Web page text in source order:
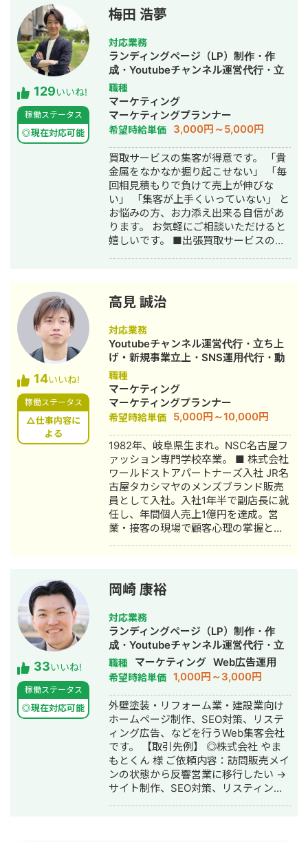
ロジェクトに全力で取り組みます。
また、常にレスを早めに対応を心がけ
ておりまして24時間365日対応が可能
です。 実際、弊社は地域名＋施術で上
位表示が得意得意で、かなりの施術名
をハックしています。 また、医療広告
ガイドライン、薬機法にも対応した知
見もあり安全性にも対応しておりま
す。 ■実績■ ・某美容系ビックワード
で圏外→10位以内（半年） ・美容施術
系ビッグワード 2位 ・新規患者数PV
が3ヶ月で２倍 ・半年で新規患者数が
1.5倍！
129いいね!
稼働ステータス
◎現在対応可能
梅田 浩夢
対応業務
ランディングページ（LP）制作・作
成・Youtubeチャンネル運営代行・立
ち上げ・SEO対策・SNS運用代行・記
事作成代行・ライティング・ホームペ
ージ制作・作成・リスティング広告運
用代行・オウンドメディア制作・構
築・運用代行
職種
マーケティング
マーケティングプランナー
希望時給単価 3,000円～5,000円
買取サービスの集客が得意です。 「貴
金属をなかなか掘り起こせない」 「毎
回相見積もりで負けて売上が伸びな
い」 「集客が上手くいっていない」 と
お悩みの方、お力添え出来る自信があ
ります。 お気軽にご相談いただけると
嬉しいです。 ■出張買取サービスの集
ケ支援会社（当時社員7名）にインター
ンとして参画し、案件獲得に向けた自
社集客（SEO・Web広告運用・LP制
作・YouTubeチャンネル運用・メール
マーケティング等）を担当。 2022年3
月 名古屋大学理学部数学科卒。 2022
年4月〜 Webマーケ会社勤務。人材
系クライアントを主に担当。 2024年11
月 これまでの経験を活かして独立し、
株式会社プラマーケを設立。 ホームペ
ージ：https://plumarke.co.jp/ ■実績
（※一部抜粋） #広告運用 ・出張買取
サービスにて、ROAS350%など、好調
な事例が複数あり。 ・StockSun営業
代行サービス「カリトルくん」、
StockSunサロンの広告運用を担当。
・ベンチャー企業~大手企業のWebマ
ーケティング支援に携わり、Web広告
運用、LP制作を担当。費用対効果を
対策を1人で担当し、月間アクセス数を
約7倍(3,000→約22,000)、月間問い合
わせ件数を1件から4〜5件まで成長。
・人材系SEOメディアにてKW「商標名
+評判」で1位、「転職エージェント お
すすめ」で10位以内を獲得。
#YouTube ・法人向けYouTubeチャン
ネル運営に立ち上げ時から携わり、チ
ャンネル登録者数4,000人、月間商談獲
得10〜15件達成。 →企画、台本作成、
撮影、編集、分析全て担当。 ■ 主な経
験業界 ・買取サービス ・不用品回収
・人材紹介：toC/toBいずれも経験あり
・営業代行 ・SaaS ・広告代理店 ・飲
食店 ・官公庁
14いいね!
稼働ステータス
△仕事内容に
よる
高見 誠治
対応業務
Youtubeチャンネル運営代行・立ち上
げ・新規事業立上・SNS運用代行・動
画制作・動画編集
職種
マーケティング
マーケティングプランナー
希望時給単価 5,000円～10,000円
1982年、岐阜県生まれ。NSC名古屋フ
ァッション専門学校卒業。 ■ 株式会社
ワールドストアパートナーズ入社 JR名
古屋タカシマヤのメンズブランド販売
員として入社。入社1年半で副店長に就
任し、年間個人売上1億円を達成。営
業・接客の現場で顧客心理の掌握と売
26歳で退職。国家資格取得を目指し医
療短期大学へ入学。 ■ 柔道整復師 国
家資格取得・整形外科入職 資格取得
後、岐阜県内の整形外科クリニックに
入職。臨床の現場で集客・経営課題を
肌で感じ、デジタルマーケティングへ
の関心が深まる。 ■ 誠美接骨院 創
業・FC学習塾 オーナー就任 岐阜県に
「誠美接骨院」を開業。県下初の取り
組みとして交通事故専門弁護士法人と
の業務提携を締結し、客単価80,000円
の高単価ビジネスモデルを確立。その
後、FC学習塾「キミノスクール岐阜
校」のオーナーとしても教育事業に参
入。自院・塾の集客でSNSやLINEを活
用したデジタルマーケティングを実
践・検証する中で、中小企業向けの
33いいね!
稼働ステータス
◎現在対応可能
岡崎 康裕
対応業務
ランディングページ（LP）制作・作
成・Youtubeチャンネル運営代行・立
ち上げ・SEO対策・新規事業立上・
SNS運用代行・記事作成代行・ライテ
ィング・ホームページ制作・作成・バ
ナー制作・デザイン・リスティング広
告運用代行・オウンドメディア制作・
構築・運用代行・動画制作・動画編集
職種 マーケティング Web広告運用
希望時給単価 1,000円～3,000円
外壁塗装・リフォーム業・建設業向け
ホームページ制作、SEO対策、リステ
ィング広告、などを行うWeb集客会社
です。 【取引先例】 ◎株式会社 やま
もとくん 様 ご依頼内容：訪問販売メイ
ンの状態から反響営業に移行したい →
サイト制作、SEO対策、リスティング